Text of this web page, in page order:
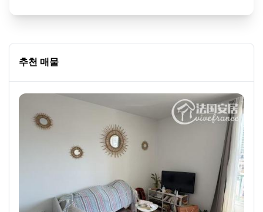
추천 매물